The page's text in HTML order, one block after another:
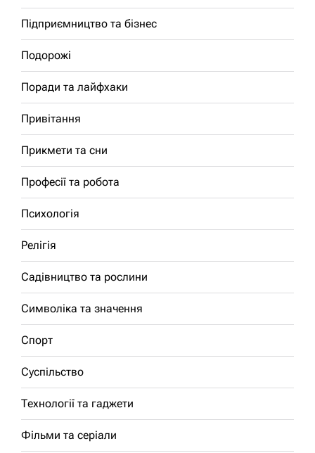
Підприємництво та бізнес
Подорожі
Поради та лайфхаки
Привітання
Прикмети та сни
Професії та робота
Психологія
Релігія
Садівництво та рослини
Символіка та значення
Спорт
Суспільство
Технології та гаджети
Фільми та серіали